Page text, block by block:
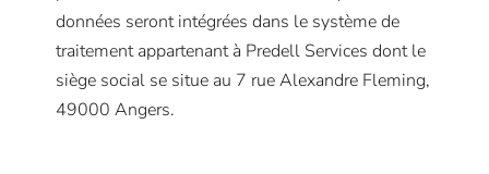
données seront intégrées dans le système de
traitement appartenant à Predell Services dont le
siège social se situe au 7 rue Alexandre Fleming,
49000 Angers.